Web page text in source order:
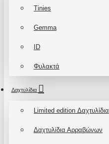
Tinies
Gemma
ID
Φυλακτά
Δαχτυλίδια
Limited edition Δαχτυλίδια
Δαχτυλίδια Αρραβώνων